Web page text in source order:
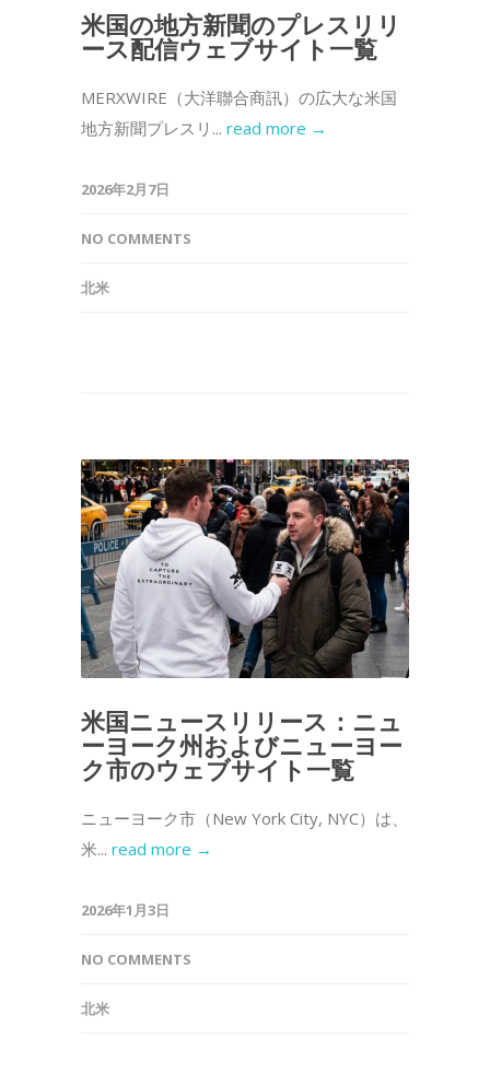
米国の地方新聞のプレスリリ
ース配信ウェブサイト一覧
MERXWIRE（大洋聯合商訊）の広大な米国
地方新聞プレスリ... read more →
2026年2月7日
NO COMMENTS
北米
米国ニュースリリース：ニュ
ーヨーク州およびニューヨー
ク市のウェブサイト一覧
ニューヨーク市（New York City, NYC）は、
米... read more →
2026年1月3日
NO COMMENTS
北米